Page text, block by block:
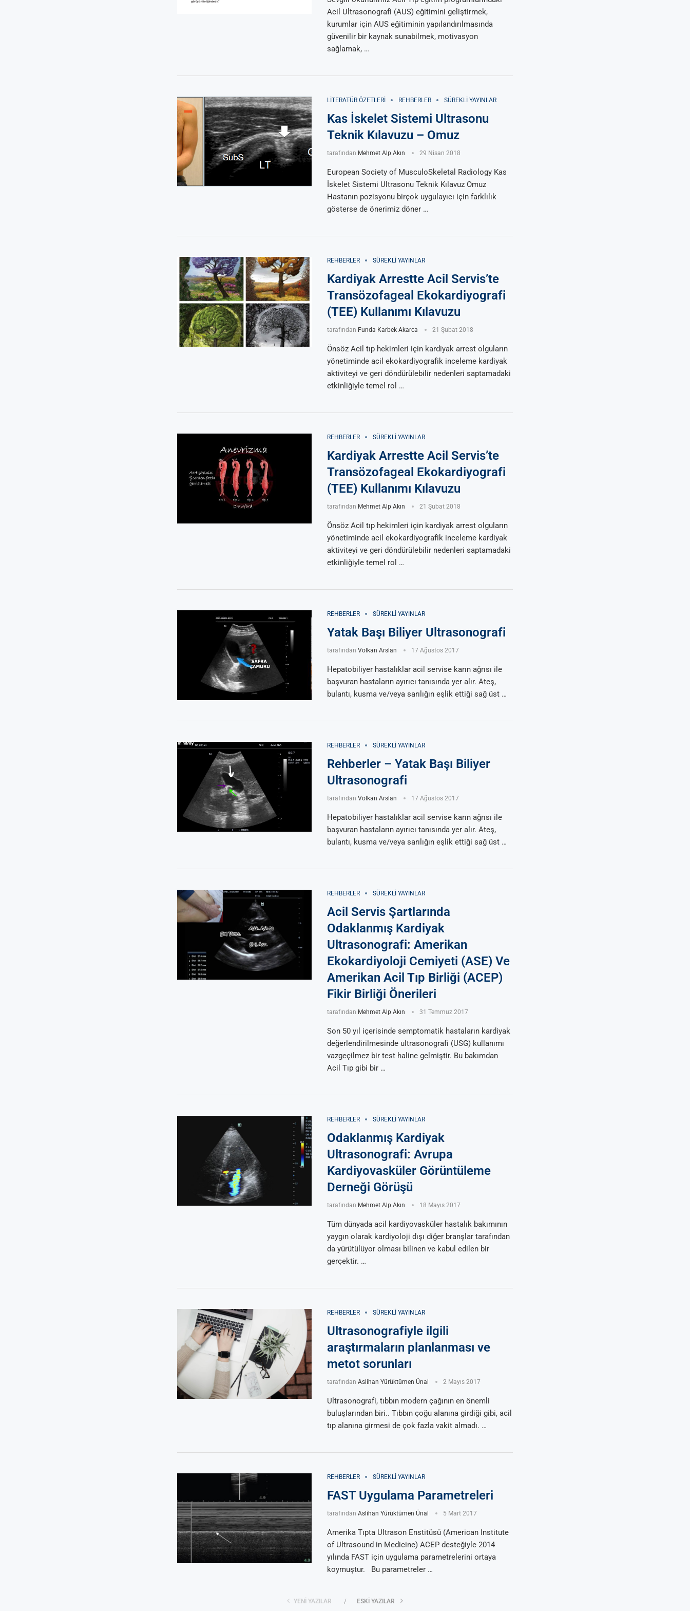
Acil Ultrasonografi (AUS) eğitimini geliştirmek,
kurumlar için AUS eğitiminin yapılandırılmasında
güvenilir bir kaynak sunabilmek, motivasyon
sağlamak, …
LITERATÜR ÖZETLERI REHBERLER SÜREKLI YAYINLAR
Kas İskelet Sistemi Ultrasonu
Teknik Kılavuzu – Omuz
tarafından Mehmet Alp Akın 29 Nisan 2018
European Society of MusculoSkeletal Radiology Kas
İskelet Sistemi Ultrasonu Teknik Kılavuz Omuz
Hastanın pozisyonu birçok uygulayıcı için farklılık
gösterse de önerimiz döner …
REHBERLER SÜREKLI YAYINLAR
Kardiyak Arrestte Acil Servis’te
Transözofageal Ekokardiyografi
(TEE) Kullanımı Kılavuzu
tarafından Funda Karbek Akarca 21 Şubat 2018
Önsöz Acil tıp hekimleri için kardiyak arrest olguların
yönetiminde acil ekokardiyografik inceleme kardiyak
aktiviteyi ve geri döndürülebilir nedenleri saptamadaki
etkinliğiyle temel rol …
REHBERLER SÜREKLI YAYINLAR
Kardiyak Arrestte Acil Servis’te
Transözofageal Ekokardiyografi
(TEE) Kullanımı Kılavuzu
tarafından Mehmet Alp Akın 21 Şubat 2018
Önsöz Acil tıp hekimleri için kardiyak arrest olguların
yönetiminde acil ekokardiyografik inceleme kardiyak
aktiviteyi ve geri döndürülebilir nedenleri saptamadaki
etkinliğiyle temel rol …
REHBERLER SÜREKLI YAYINLAR
Yatak Başı Biliyer Ultrasonografi
tarafından Volkan Arslan 17 Ağustos 2017
Hepatobiliyer hastalıklar acil servise karın ağrısı ile
başvuran hastaların ayırıcı tanısında yer alır. Ateş,
bulantı, kusma ve/veya sarılığın eşlik ettiği sağ üst …
REHBERLER SÜREKLI YAYINLAR
Rehberler – Yatak Başı Biliyer
Ultrasonografi
tarafından Volkan Arslan 17 Ağustos 2017
Hepatobiliyer hastalıklar acil servise karın ağrısı ile
başvuran hastaların ayırıcı tanısında yer alır. Ateş,
bulantı, kusma ve/veya sarılığın eşlik ettiği sağ üst …
REHBERLER SÜREKLI YAYINLAR
Acil Servis Şartlarında
Odaklanmış Kardiyak
Ultrasonografi: Amerikan
Ekokardiyoloji Cemiyeti (ASE) Ve
Amerikan Acil Tıp Birliği (ACEP)
Fikir Birliği Önerileri
tarafından Mehmet Alp Akın 31 Temmuz 2017
Son 50 yıl içerisinde semptomatik hastaların kardiyak
değerlendirilmesinde ultrasonografi (USG) kullanımı
vazgeçilmez bir test haline gelmiştir. Bu bakımdan
Acil Tıp gibi bir …
REHBERLER SÜREKLI YAYINLAR
Odaklanmış Kardiyak
Ultrasonografi: Avrupa
Kardiyovasküler Görüntüleme
Derneği Görüşü
tarafından Mehmet Alp Akın 18 Mayıs 2017
Tüm dünyada acil kardiyovasküler hastalık bakımının
yaygın olarak kardiyoloji dışı diğer branşlar tarafından
da yürütülüyor olması bilinen ve kabul edilen bir
gerçektir. …
REHBERLER SÜREKLI YAYINLAR
Ultrasonografiyle ilgili
araştırmaların planlanması ve
metot sorunları
tarafından Aslihan Yürüktümen Ünal 2 Mayıs 2017
Ultrasonografi, tıbbın modern çağının en önemli
buluşlarından biri.. Tıbbın çoğu alanına girdiği gibi, acil
tıp alanına girmesi de çok fazla vakit almadı. …
REHBERLER SÜREKLI YAYINLAR
FAST Uygulama Parametreleri
tarafından Aslihan Yürüktümen Ünal 5 Mart 2017
Amerika Tıpta Ultrason Enstitüsü (American Institute
of Ultrasound in Medicine) ACEP desteğiyle 2014
yılında FAST için uygulama parametrelerini ortaya
koymuştur. Bu parametreler …
YENI YAZILAR ESKI YAZILAR